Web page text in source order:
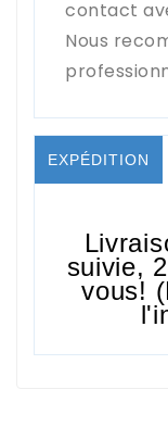
contact
Nous
EXPÉDITION
suivie,
vous!